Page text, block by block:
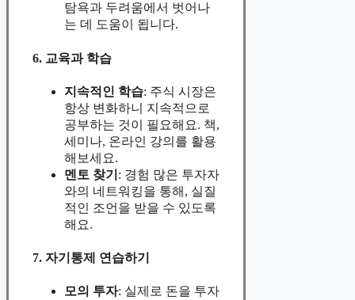
탐욕과 두려움에서 벗어나
는 데 도움이 됩니다.
6. 교육과 학습
지속적인 학습: 주식 시장은
항상 변화하니 지속적으로
공부하는 것이 필요해요. 책,
세미나, 온라인 강의를 활용
해보세요.
멘토 찾기 : 경험 많은 투자자
와의 네트워킹을 통해, 실질
적인 조언을 받을 수 있도록
해요.
7. 자기통제 연습하기
모의 투자: 실제로 돈을 투자